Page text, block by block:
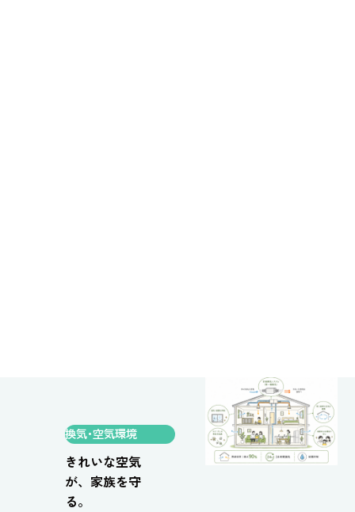
換気・空気環境
きれいな空気
が、家族を守
る。